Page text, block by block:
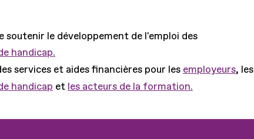
soutenir le développement de l'emploi des
handicap.
services et aides financières pour les employeurs, les
handicap et les acteurs de la formation.